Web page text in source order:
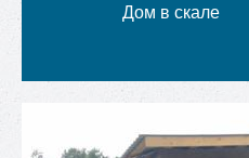
Дом в скале